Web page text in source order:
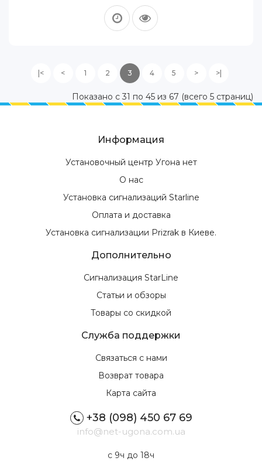
|< < 1 2 3 4 5 > >|
Показано с 31 по 45 из 67 (всего 5 страниц)
Информация
Установочный центр Угона нет
О нас
Установка сигнализаций Starline
Оплата и доставка
Установка сигнализации Prizrak в Киеве.
Дополнительно
Сигнализация StarLine
Статьи и обзоры
Товары со скидкой
Служба поддержки
Связаться с нами
Возврат товара
Карта сайта
+38 (098) 450 67 69
info@net-ugona.com.ua
с 9ч до 18ч